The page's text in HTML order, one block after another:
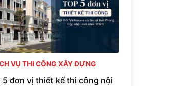
VỤ THI CÔNG XÂY DỰNG
5 đơn vị thiết kế thi công nội